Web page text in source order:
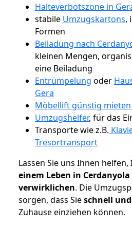
Halteverbotszone in
stabile Umzugskartons,
Formen
Beiladung nach
kleinen Mengen,
eine Beiladung
Entrümpelung oder
Gera
Möbellift günstig mieten
Umzugshelfer, für das
Transporte wie z.B.
Tresortransport
Lassen Sie uns Ihnen helfen,
einem Leben in Cerdanyola
verwirklichen. Die
sorgen, dass Sieschnell
Zuhause einziehen können.